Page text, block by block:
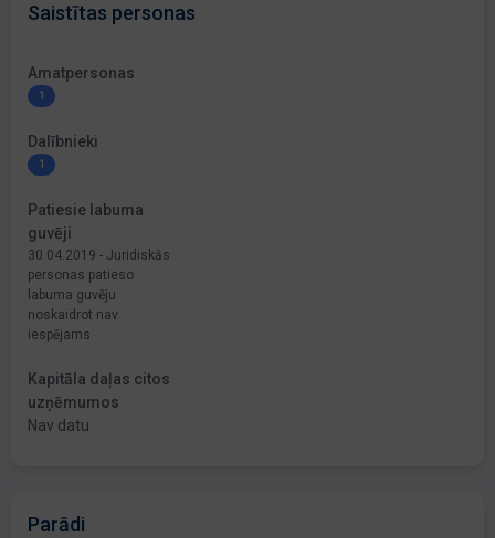
Saistītas personas
Amatpersonas
1
Dalībnieki
1
Patiesie labuma
guvēji
30.04.2019 - Juridiskās
personas patieso
labuma guvēju
noskaidrot nav
iespējams
Kapitāla daļas citos
uzņēmumos
Nav datu
Parādi